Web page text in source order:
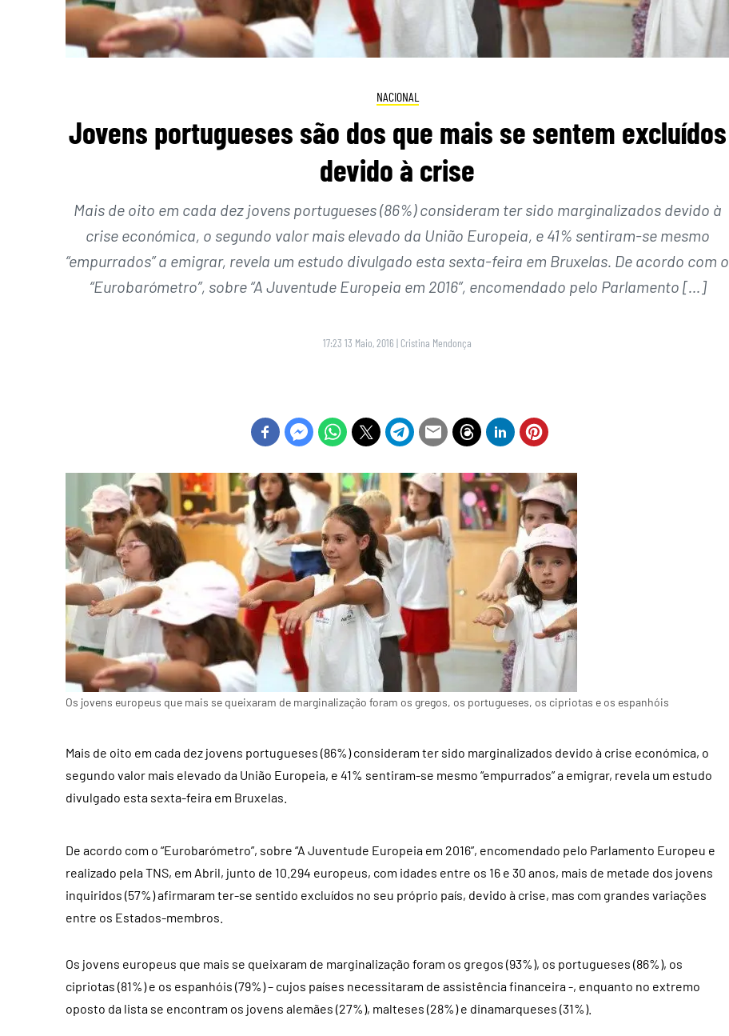
NACIONAL
Jovens portugueses são dos que mais se sentem excluídos
devido à crise
Mais de oito em cada dez jovens portugueses (86%) consideram ter sido marginalizados devido à
crise económica, o segundo valor mais elevado da União Europeia, e 41% sentiram-se mesmo
“empurrados” a emigrar, revela um estudo divulgado esta sexta-feira em Bruxelas. De acordo com o
“Eurobarómetro”, sobre “A Juventude Europeia em 2016”, encomendado pelo Parlamento […]
17:23 13 Maio, 2016 | Cristina Mendonça
Os jovens europeus que mais se queixaram de marginalização foram os gregos, os portugueses, os cipriotas e os espanhóis
Mais de oito em cada dez jovens portugueses (86%) consideram ter sido marginalizados devido à crise económica, o
segundo valor mais elevado da União Europeia, e 41% sentiram-se mesmo “empurrados” a emigrar, revela um estudo
divulgado esta sexta-feira em Bruxelas.
De acordo com o “Eurobarómetro”, sobre “A Juventude Europeia em 2016”, encomendado pelo Parlamento Europeu e
realizado pela TNS, em Abril, junto de 10.294 europeus, com idades entre os 16 e 30 anos, mais de metade dos jovens
inquiridos (57%) afirmaram ter-se sentido excluídos no seu próprio país, devido à crise, mas com grandes variações
entre os Estados-membros.
Os jovens europeus que mais se queixaram de marginalização foram os gregos (93%), os portugueses (86%), os
cipriotas (81%) e os espanhóis (79%) – cujos países necessitaram de assistência financeira -, enquanto no extremo
oposto da lista se encontram os jovens alemães (27%), malteses (28%) e dinamarqueses (31%).